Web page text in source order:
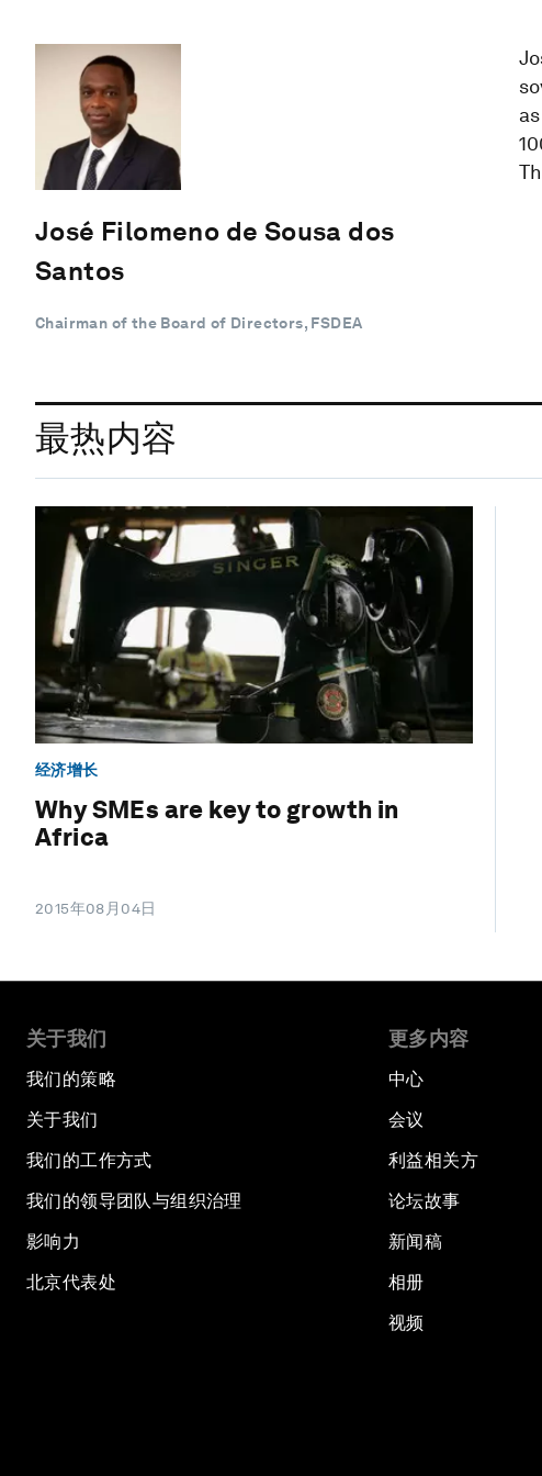
José Filomeno de Sousa dos
Santos
Chairman of the Board of Directors, FSDEA
最热内容
经济增长
Why SMEs are key to growth in
Africa
2015年08月04日
关于我们
我们的策略
关于我们
我们的工作方式
我们的领导团队与组织治理
影响力
北京代表处
更多内容
中心
会议
利益相关方
论坛故事
新闻稿
相册
视频